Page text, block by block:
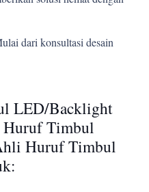
dari konsultasi desain
LED/Backlight
Huruf Timbul
Huruf Timbul